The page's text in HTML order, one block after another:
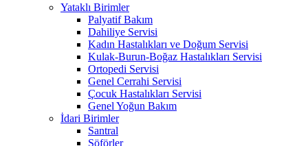
Yataklı Birimler
Palyatif Bakım
Dahiliye Servisi
Kadın Hastalıkları ve Doğum Servisi
Kulak-Burun-Boğaz Hastalıkları Servisi
Ortopedi Servisi
Genel Cerrahi Servisi
Çocuk Hastalıkları Servisi
Genel Yoğun Bakım
İdari Birimler
Santral
Şöförler